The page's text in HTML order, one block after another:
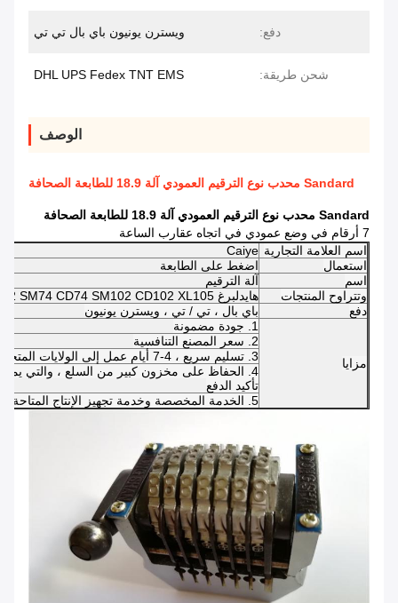
دفع: ويسترن يونيون باي بال تي تي
شحن طريقة: DHL UPS Fedex TNT EMS
الوصف
Sandard محدب نوع الترقيم العمودي آلة 18.9 للطابعة الصحافة
Sandard محدب نوع الترقيم العمودي آلة 18.9 للطابعة الصحافة
7 أرقام في وضع عمودي في اتجاه عقارب الساعة
اسم العلامة التجارية Caiye
استعمال
اضغط على الطابعة
اسم
آلة الترقيم
وتتراوح المنتجات
هايدلبرغ GTO46 GTO52 SM52 SM74 CD74 SM102 CD102 XL105
دفع
باي بال ، تي / تي ، ويسترن يونيون
مزايا
1. جودة مضمونة
2. سعر المصنع التنافسية
3. تسليم سريع ، 4-7 أيام عمل إلى الولايات المتحدة / المملكة المتحدة / الاتحاد الافريقي
تأكيد الدفع
5. الخدمة المخصصة وخدمة تجهيز الإنتاج المتاحة